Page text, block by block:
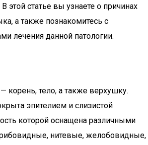
этой статье вы узнаете о причинах
а также познакомитесь с
лечения данной патологии.
корень, тело, а также верхушку.
эпителием и слизистой
которой оснащена различными
нитевые, желобовидные,